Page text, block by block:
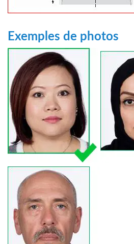
Exemples de photos